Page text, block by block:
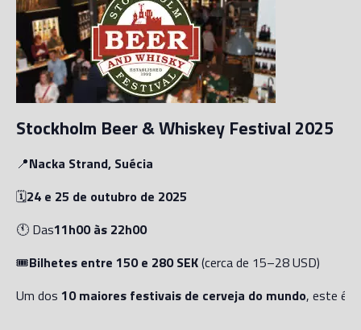
Stockholm Beer & Whiskey Festival 2025
📍Nacka Strand, Suécia
🗓️24 e 25 de outubro de 2025
🕚 Das11h00 às 22h00
🎟️Bilhetes entre 150 e 280 SEK(cerca de 15–28 USD)
Um dos 10 maiores festivais de cerveja do mundo, este é